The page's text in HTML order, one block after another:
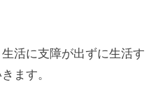
活に支障が出ずに生活す
ます。